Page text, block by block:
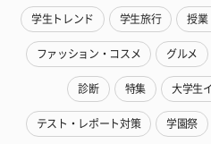
学生トレンド 学生旅行 授業
ファッション・コスメ グルメ
診断 特集 大学生
テスト・レポート対策 学園祭